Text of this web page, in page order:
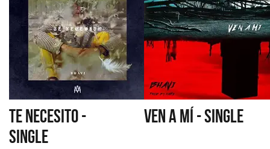
TE NECESITO -
SINGLE
VEN A MÍ - SINGLE